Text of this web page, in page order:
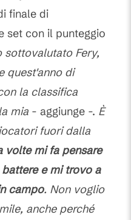
finale di
set con il punteggio
sottovalutato Fery,
quest'anno di
la classifica
mia - aggiunge -. È
fuori dalla
volte mi fa pensare
e mi trovo a
campo. Non voglio
anche perché